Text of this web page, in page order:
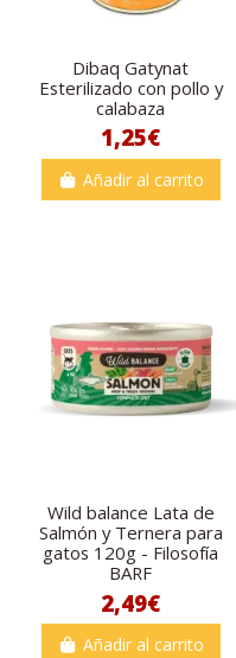
Dibaq Gatynat
Esterilizado con pollo y
calabaza
1,25€
Añadir al carrito
Wild balance Lata de
Salmón y Ternera para
gatos 120g - Filosofía
BARF
2,49€
Añadir al carrito